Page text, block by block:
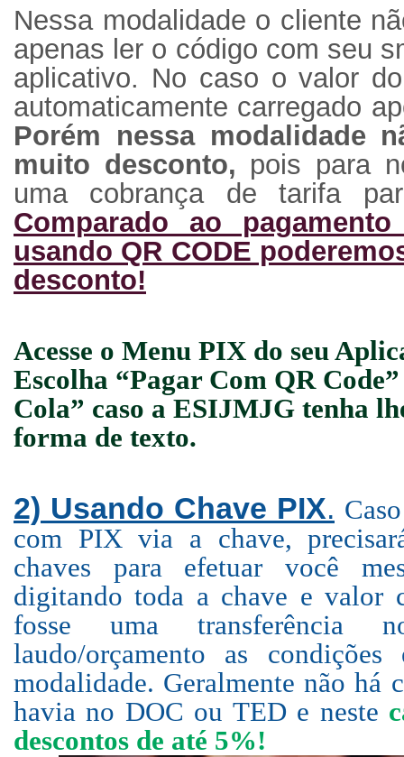
Nessa modalidade o cliente
apenas ler o código com seu
aplicativo. No caso o valor
automaticamente carregado
Porém nessa modalidade
muito desconto, pois para
uma cobrança de tarifa
Comparado ao
usando QR CODE
desconto!
Acesse o Menu PIX do seu
Escolha “Pagar Com QR
Cola” caso a ESIJMJG tenha
forma de texto.
2) Usando Chave PIX.
com PIX via a chave,
chaves para efetuar você
digitando toda a chave e valor
fosse uma transferência
laudo/orçamento as
modalidade. Geralmente não há
havia no DOC ou TED e neste
descontos de até 5%!